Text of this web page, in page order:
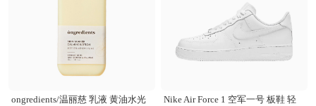
ongredients/温丽慈 乳液 黄油水光
Nike Air Force 1 空军一号 板鞋 轻